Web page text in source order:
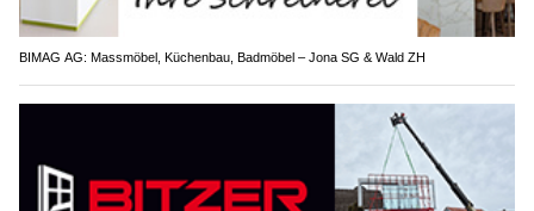
BIMAG AG: Massmöbel, Küchenbau, Badmöbel – Jona SG & Wald ZH